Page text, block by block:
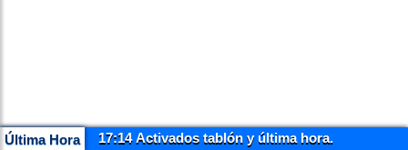
Última Hora 17:14 Activados tablón y última hora.